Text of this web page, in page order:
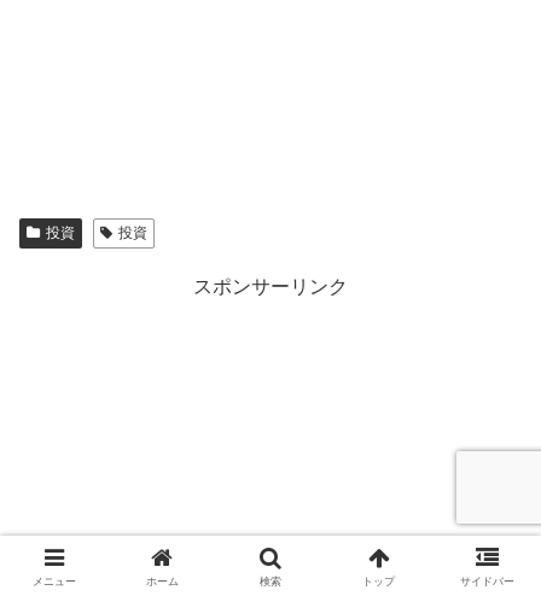
投資 投資
スポンサーリンク
メニュー ホーム 検索 トップ サイドバー